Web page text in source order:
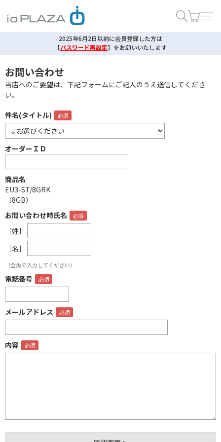
2025年6月2日以前に会員登録した方は
【パスワード再設定】 をお願いいたします
お問い合わせ
当店へのご要望は、下記フォームにご記入のうえ送信してくださ
い。
件名(タイトル)
オーダーＩＤ
商品名
EU3-ST/8GRK
（8GB）
お問い合わせ時氏名
［姓］
［名］
（全角で入力してください）
電話番号
メールアドレス
内容